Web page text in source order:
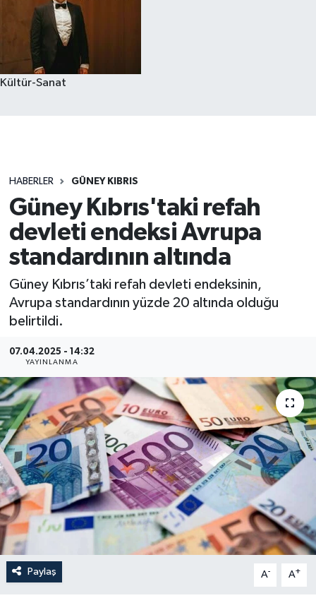
Kültür-Sanat
HABERLER GÜNEY KIBRIS
Güney Kıbrıs'taki refah
devleti endeksi Avrupa
standardının altında
Güney Kıbrıs’taki refah devleti endeksinin,
Avrupa standardının yüzde 20 altında olduğu
belirtildi.
07.04.2025 - 14:32
YAYINLANMA
Paylaş A- A+